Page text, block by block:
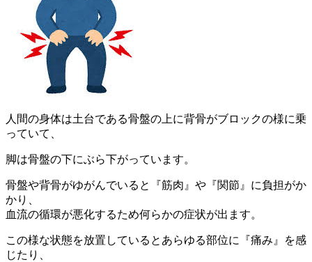
人間の身体は土台である骨盤の上に背骨がブロックの様に乗
っていて、
脚は骨盤の下にぶら下がっています。
骨盤や背骨がゆがんでいると『筋肉』や『関節』に負担がか
かり、
血流の循環が悪化するため何らかの症状が出ます。
この様な状態を放置しているとあらゆる部位に『痛み』を感
じたり、